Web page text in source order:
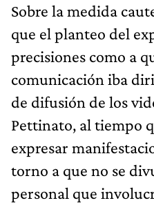
Sobre la medida
que el planteo del
precisiones como a
comunicación iba
de difusión de los
Pettinato, al tiempo
expresar
torno a que no se
personal que